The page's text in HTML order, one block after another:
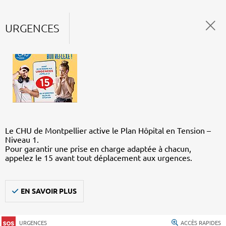
URGENCES
Le CHU de Montpellier active le Plan Hôpital en Tension –
Niveau 1.
Pour garantir une prise en charge adaptée à chacun,
appelez le 15 avant tout déplacement aux urgences.
EN SAVOIR PLUS
URGENCES ACCÈS RAPIDES